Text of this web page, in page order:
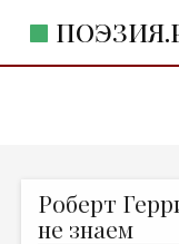
ЖАНРЫ
Роберт
не знаем